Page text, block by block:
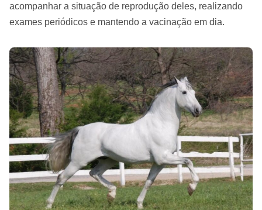
acompanhar a situação de reprodução deles, realizando
exames periódicos e mantendo a vacinação em dia.